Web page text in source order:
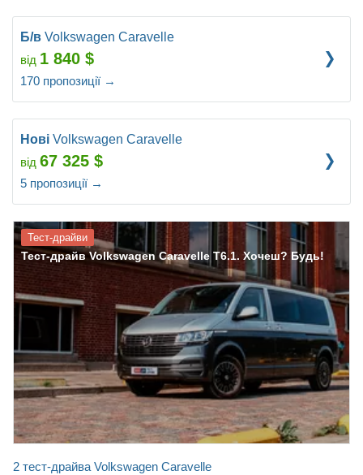
Б/в Volkswagen Caravelle
від 1 840 $
170 пропозиції →
Нові Volkswagen Caravelle
від 67 325 $
5 пропозиції →
2 тест-драйва Volkswagen Caravelle
Тест-драйви
Тест-драйв Volkswagen Caravelle T6.1. Хочеш? Будь!